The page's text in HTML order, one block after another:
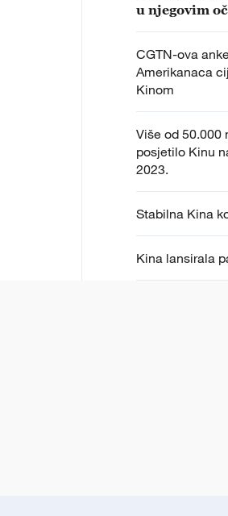
u njegovim
CGTN-ova
Amerikanaca
Kinom
Više od 50.000
posjetilo Kinu
2023.
Stabilna Kina
Kina lansirala